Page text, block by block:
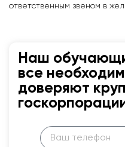
ответственным звеном в
Наш
все
доверяют